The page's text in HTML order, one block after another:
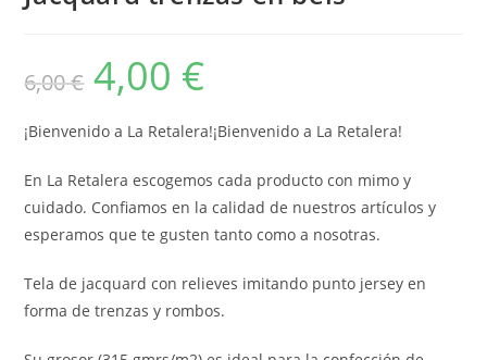
6,00€
El
precio
original
6,00 €.
4,00 €
4,00 €.
¡Bienvenido a La Retalera!¡Bienvenido a La Retalera!
En La Retalera escogemos cada producto con mimo y
cuidado. Confiamos en la calidad de nuestros artículos y
esperamos que te gusten tanto como a nosotras.
Tela de jacquard con relieves imitando punto jersey en
forma de trenzas y rombos.